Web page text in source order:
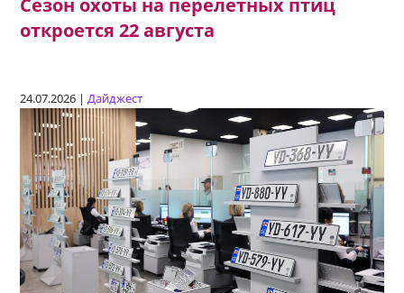
откроется 22 августа
24.07.2026 |Дайджест